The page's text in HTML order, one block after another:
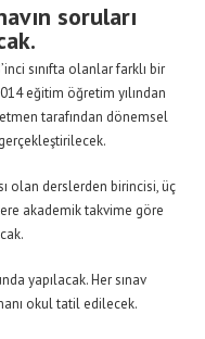
soruları
sınıfta olanlar farklı bir
eğitim öğretim yılından
tarafından dönemsel
olan derslerden birincisi, üç
akademik takvime göre
yapılacak. Her sınav
okul tatil edilecek.